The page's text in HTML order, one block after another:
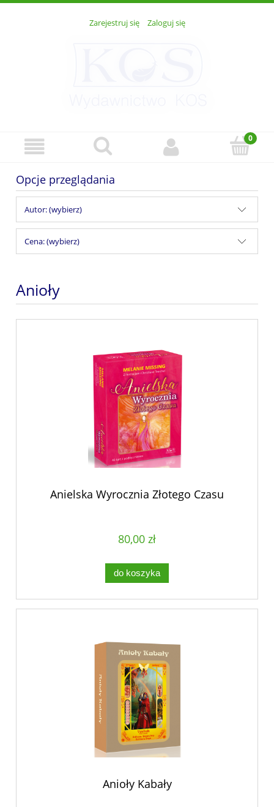
Zarejestruj się Zaloguj się
Opcje przeglądania
Autor: (wybierz)
Cena: (wybierz)
Anioły
Anielska Wyrocznia Złotego Czasu
80,00 zł
do koszyka
Anioły Kabały